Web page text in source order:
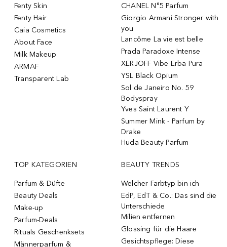
Fenty Skin
Fenty Hair
Caia Cosmetics
About Face
Milk Makeup
ARMAF
Transparent Lab
CHANEL N°5 Parfum
Giorgio Armani Stronger with
you
Lancôme La vie est belle
Prada Paradoxe Intense
XERJOFF Vibe Erba Pura
YSL Black Opium
Sol de Janeiro No. 59
Bodyspray
Yves Saint Laurent Y
Summer Mink - Parfum by
Drake
Huda Beauty Parfum
TOP KATEGORIEN
Parfum & Düfte
Beauty Deals
Make-up
Parfum-Deals
Rituals Geschenksets
Männerparfum &
BEAUTY TRENDS
Welcher Farbtyp bin ich
EdP, EdT & Co.: Das sind die
Unterschiede
Milien entfernen
Glossing für die Haare
Gesichtspflege: Diese